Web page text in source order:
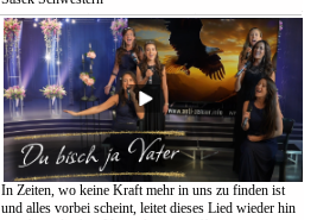
In Zeiten, wo keine Kraft mehr in uns zu finden ist
und alles vorbei scheint, leitet dieses Lied wieder hin